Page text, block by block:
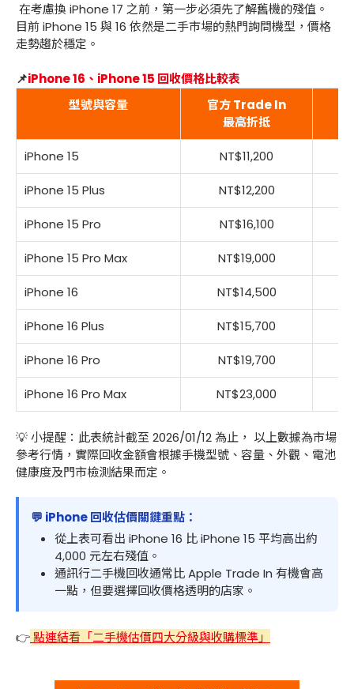
在考慮換 iPhone 17 之前，第一步必須先了解舊機的殘值。
目前 iPhone 15 與 16 依然是二手市場的熱門詢問機型，價格
走勢趨於穩定。
📌iPhone 16、iPhone 15 回收價格比較表
型號與容量
官方 Trade In
最高折抵
iPhone 15 NT$11,200
iPhone 15 Plus NT$12,200
iPhone 15 Pro NT$16,100
iPhone 15 Pro Max NT$19,000
iPhone 16 NT$14,500
iPhone 16 Plus NT$15,700
iPhone 16 Pro NT$19,700
iPhone 16 Pro Max NT$23,000
💡 小提醒：此表統計截至 2026/01/12 為止， 以上數據為市場
參考行情，實際回收金額會根據手機型號、容量、外觀、電池
健康度及門市檢測結果而定。
💬 iPhone 回收估價關鍵重點：
從上表可看出 iPhone 16 比 iPhone 15 平均高出約
4,000 元左右殘值。
通訊行二手機回收通常比 Apple Trade In 有機會高
一點，但要選擇回收價格透明的店家。
👉點連結看「二手機估價四大分級與收購標準」